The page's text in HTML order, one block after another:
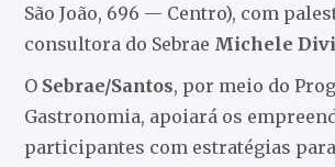
São João, 696 — Centro), com
consultora do Sebrae Michele
O Sebrae/Santos, por meio do
Gastronomia, apoiará os
participantes com estratégias